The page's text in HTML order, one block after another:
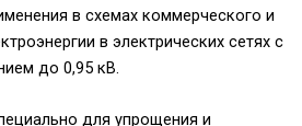
в схемах коммерческого и
в электрических сетях с
до 0,95 кВ.
для упрощения и